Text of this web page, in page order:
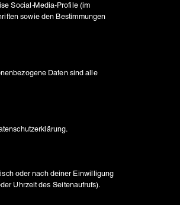
Social-Media-Profile (im
sowie den Bestimmungen
Daten sind alle
Die Datenverarbeitung auf dieser Website erfolgt durch den Websitebetreiber. Die Kontaktdaten des Verantwortlichen findest du im Abschnitt „Verantwortlicher“ in dieser Datenschutzerklärung.
oder nach deiner Einwilligung
Uhrzeit des Seitenaufrufs).